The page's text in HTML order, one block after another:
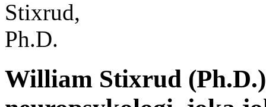
William Stixrud (Ph.D.)